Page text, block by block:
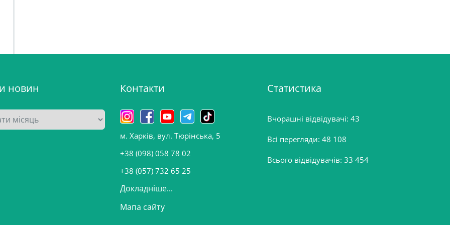
новин Контакти
м. Харків, вул. Тюрінська, 5
+38 (098) 058 78 02
+38 (057) 732 65 25
Докладніше...
Мапа сайту
Статистика
Вчорашні відвідувачі: 43
Всі перегляди: 48 108
Всього відвідувачів: 33 454